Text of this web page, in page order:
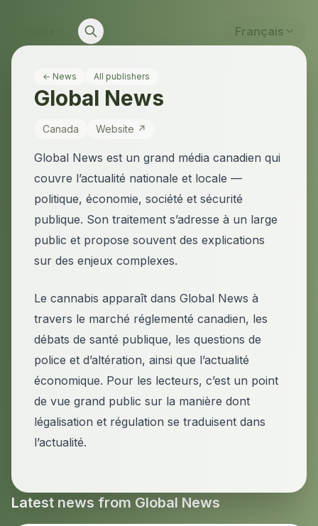
Français
← News All publishers
Global News
Canada Website ↗
Global News est un grand média canadien qui
couvre l’actualité nationale et locale —
politique, économie, société et sécurité
publique. Son traitement s’adresse à un large
public et propose souvent des explications
sur des enjeux complexes.
Le cannabis apparaît dans Global News à
travers le marché réglementé canadien, les
débats de santé publique, les questions de
police et d’altération, ainsi que l’actualité
économique. Pour les lecteurs, c’est un point
de vue grand public sur la manière dont
légalisation et régulation se traduisent dans
l’actualité.
Latest news from Global News